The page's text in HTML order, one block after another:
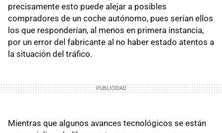
precisamente esto puede alejar a posibles
compradores de un coche autónomo, pues serían ellos
los que responderían, al menos en primera instancia,
por un error del fabricante al no haber estado atentos a
la situación del tráfico.
Mientras que algunos avances tecnológicos se están